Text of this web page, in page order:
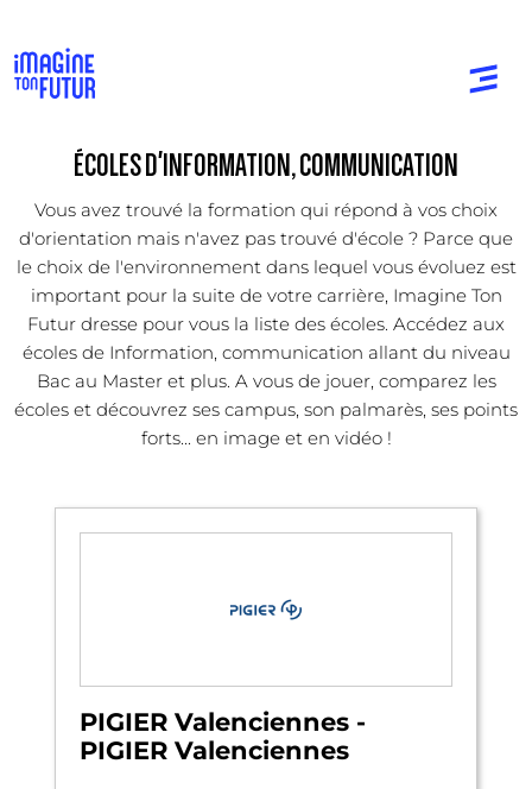
ÉCOLES D'INFORMATION, COMMUNICATION
Vous avez trouvé la formation qui répond à vos choix
d'orientation mais n'avez pas trouvé d'école ? Parce que
le choix de l'environnement dans lequel vous évoluez est
important pour la suite de votre carrière, Imagine Ton
Futur dresse pour vous la liste des écoles. Accédez aux
écoles de Information, communication allant du niveau
Bac au Master et plus. A vous de jouer, comparez les
écoles et découvrez ses campus, son palmarès, ses points
forts... en image et en vidéo !
PIGIER Valenciennes -
PIGIER Valenciennes